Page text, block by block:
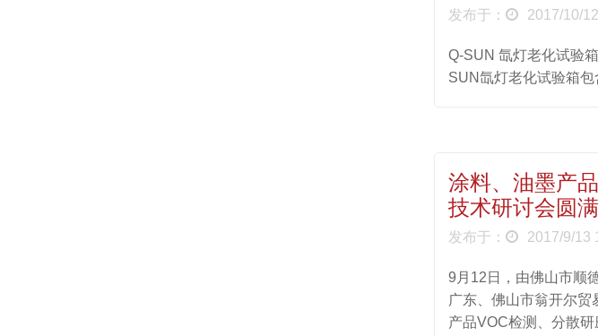
发布于： 2017/10/
Q-SUN 氙灯老化试验
SUN氙灯老化试验箱包
涂料、油墨产
技术研讨会圆
发布于： 2017/9/13
9月12日，由佛山市顺
广东、佛山市翁开尔贸
产品VOC检测、分散